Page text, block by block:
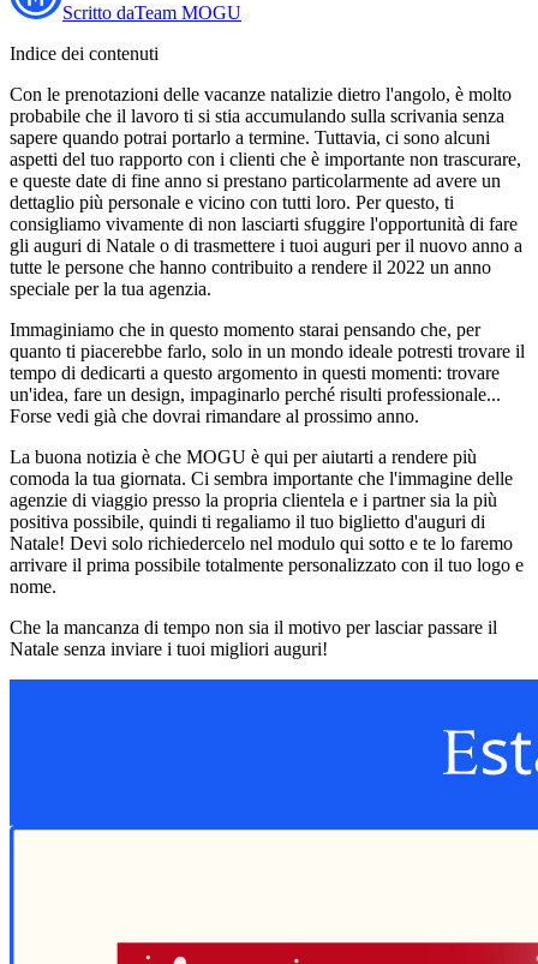
Scritto daTeam MOGU
Indice dei contenuti
Con le prenotazioni delle vacanze natalizie dietro l'angolo, è molto
probabile che il lavoro ti si stia accumulando sulla scrivania senza
sapere quando potrai portarlo a termine. Tuttavia, ci sono alcuni
aspetti del tuo rapporto con i clienti che è importante non trascurare,
e queste date di fine anno si prestano particolarmente ad avere un
dettaglio più personale e vicino con tutti loro. Per questo, ti
consigliamo vivamente di non lasciarti sfuggire l'opportunità di fare
gli auguri di Natale o di trasmettere i tuoi auguri per il nuovo anno a
tutte le persone che hanno contribuito a rendere il 2022 un anno
speciale per la tua agenzia.
Immaginiamo che in questo momento starai pensando che, per
quanto ti piacerebbe farlo, solo in un mondo ideale potresti trovare il
tempo di dedicarti a questo argomento in questi momenti: trovare
un'idea, fare un design, impaginarlo perché risulti professionale...
Forse vedi già che dovrai rimandare al prossimo anno.
La buona notizia è che MOGU è qui per aiutarti a rendere più
comoda la tua giornata. Ci sembra importante che l'immagine delle
agenzie di viaggio presso la propria clientela e i partner sia la più
positiva possibile, quindi ti regaliamo il tuo biglietto d'auguri di
Natale! Devi solo richiedercelo nel modulo qui sotto e te lo faremo
arrivare il prima possibile totalmente personalizzato con il tuo logo e
nome.
Che la mancanza di tempo non sia il motivo per lasciar passare il
Natale senza inviare i tuoi migliori auguri!